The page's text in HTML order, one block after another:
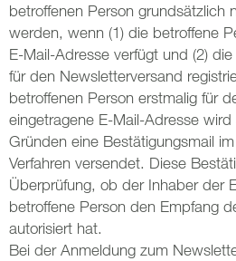
betroffenen Person grundsätzlich
werden, wenn (1) die betroffene
E-Mail-Adresse verfügt und (2)
für den Newsletterversand
betroffenen Person erstmalig für
eingetragene E-Mail-Adresse
Gründen eine Bestätigungsmail
Verfahren versendet. Diese
Überprüfung, ob der Inhaber der
betroffene Person den Empfang
autorisiert hat.
Bei der Anmeldung zum